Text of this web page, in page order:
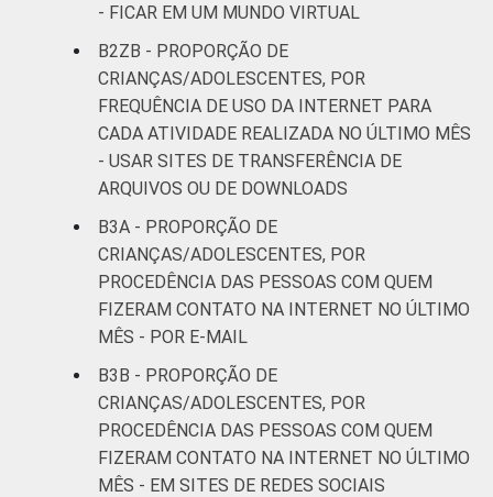
- FICAR EM UM MUNDO VIRTUAL
B2ZB - PROPORÇÃO DE
CRIANÇAS/ADOLESCENTES, POR
FREQUÊNCIA DE USO DA INTERNET PARA
CADA ATIVIDADE REALIZADA NO ÚLTIMO MÊS
- USAR SITES DE TRANSFERÊNCIA DE
ARQUIVOS OU DE DOWNLOADS
B3A - PROPORÇÃO DE
CRIANÇAS/ADOLESCENTES, POR
PROCEDÊNCIA DAS PESSOAS COM QUEM
FIZERAM CONTATO NA INTERNET NO ÚLTIMO
MÊS - POR E-MAIL
B3B - PROPORÇÃO DE
CRIANÇAS/ADOLESCENTES, POR
PROCEDÊNCIA DAS PESSOAS COM QUEM
FIZERAM CONTATO NA INTERNET NO ÚLTIMO
MÊS - EM SITES DE REDES SOCIAIS